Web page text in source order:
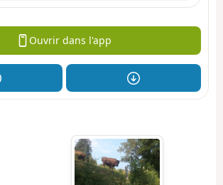
Ouvrir dans l'app